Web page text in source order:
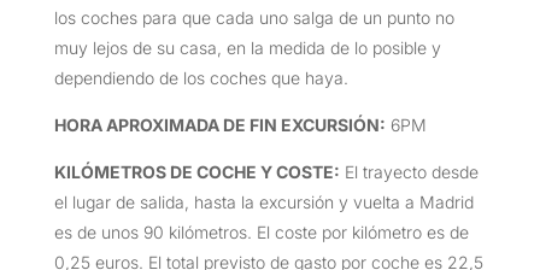
los coches para que cada uno salga de un punto no
muy lejos de su casa, en la medida de lo posible y
dependiendo de los coches que haya.
HORA APROXIMADA DE FIN EXCURSIÓN: 6PM
KILÓMETROS DE COCHE Y COSTE: El trayecto desde
el lugar de salida, hasta la excursión y vuelta a Madrid
es de unos 90 kilómetros. El coste por kilómetro es de
0,25 euros. El total previsto de gasto por coche es 22,5